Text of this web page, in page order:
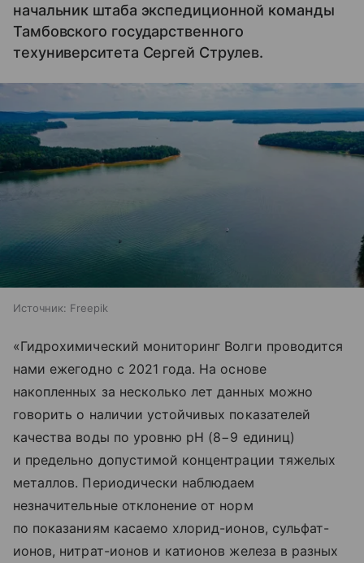
начальник штаба экспедиционной команды
Тамбовского государственного
техуниверситета Сергей Струлев.
Источник: Freepik
«Гидрохимический мониторинг Волги проводится
нами ежегодно с 2021 года. На основе
накопленных за несколько лет данных можно
говорить о наличии устойчивых показателей
качества воды по уровню рН (8−9 единиц)
и предельно допустимой концентрации тяжелых
металлов. Периодически наблюдаем
незначительные отклонение от норм
по показаниям касаемо хлорид-ионов, сульфат-
ионов, нитрат-ионов и катионов железа в разных